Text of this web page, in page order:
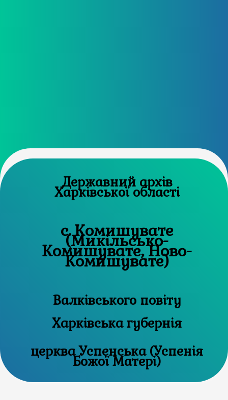
Державний архів
Харківської області
с. Комишувате
(Микільсько-
Комишувате, Ново-
Комишувате)
Валківського повіту
Харківська губернія
церква Успенська (Успенія
Божої Матері)